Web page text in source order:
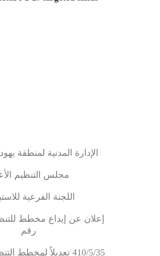
الإدارة المدنية لمنطقة
مجلس التنظيم
اللجنة الفرعية
إعلان عن إيداع مخطط
رقم
410/5/35 تعديلاً لمخطط